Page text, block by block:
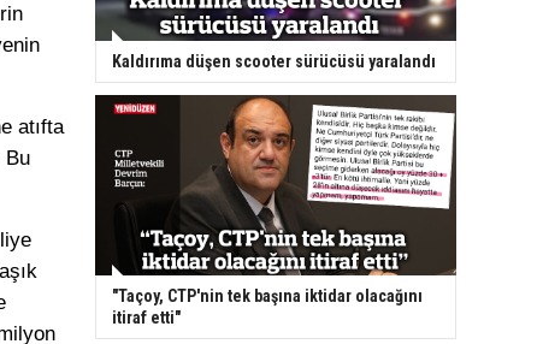
atıfta
Bu
Kaldırıma düşen scooter sürücüsü yaralandı
"Taçoy, CTP'nin tek başına iktidar olacağını
itiraf etti"